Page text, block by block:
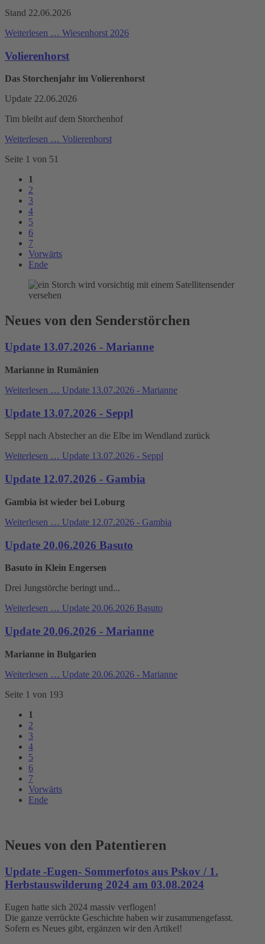
Stand 22.06.2026
Weiterlesen … Wiesenhorst 2026
Volierenhorst
Das Storchenjahr im Volierenhorst
Update 22.06.2026
Tim bleibt auf dem Storchenhof
Weiterlesen … Volierenhorst
Seite 1 von 51
1
2
3
4
5
6
7
Vorwärts
Ende
Neues von den Senderstörchen
Update 13.07.2026 - Marianne
Marianne in Rumänien
Weiterlesen … Update 13.07.2026 - Marianne
Update 13.07.2026 - Seppl
Seppl nach Abstecher an die Elbe im Wendland zurück
Weiterlesen … Update 13.07.2026 - Seppl
Update 12.07.2026 - Gambia
Gambia ist wieder bei Loburg
Weiterlesen … Update 12.07.2026 - Gambia
Update 20.06.2026 Basuto
Basuto in Klein Engersen
Drei Jungstörche beringt und...
Weiterlesen … Update 20.06.2026 Basuto
Update 20.06.2026 - Marianne
Marianne in Bulgarien
Weiterlesen … Update 20.06.2026 - Marianne
Seite 1 von 193
1
2
3
4
5
6
7
Vorwärts
Ende
Neues von den Patentieren
Update -Eugen- Sommerfotos aus Pskov / 1.
Herbstauswilderung 2024 am 03.08.2024
Eugen hatte sich 2024 massiv verflogen!
Die ganze verrückte Geschichte haben wir zusammengefasst.
Sofern es Neues gibt, ergänzen wir den Artikel!